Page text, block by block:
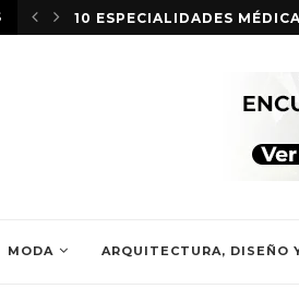
10 ESPECIALIDADES
MODA ARQUITECTURA, DISEÑO